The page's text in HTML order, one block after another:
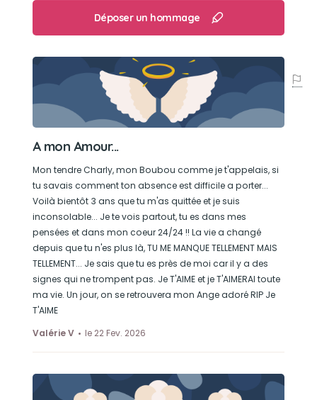
Déposer un hommage
A mon Amour...
Mon tendre Charly, mon Boubou comme je t'appelais, si
tu savais comment ton absence est difficile a porter...
Voilà bientôt 3 ans que tu m'as quittée et je suis
inconsolable... Je te vois partout, tu es dans mes
pensées et dans mon coeur 24/24 !! La vie a changé
depuis que tu n'es plus là, TU ME MANQUE TELLEMENT MAIS
TELLEMENT... Je sais que tu es près de moi car il y a des
signes qui ne trompent pas. Je T'AIME et je T'AIMERAI toute
ma vie. Un jour, on se retrouvera mon Ange adoré RIP Je
T'AIME
Valérie V
le 22 Fev. 2026